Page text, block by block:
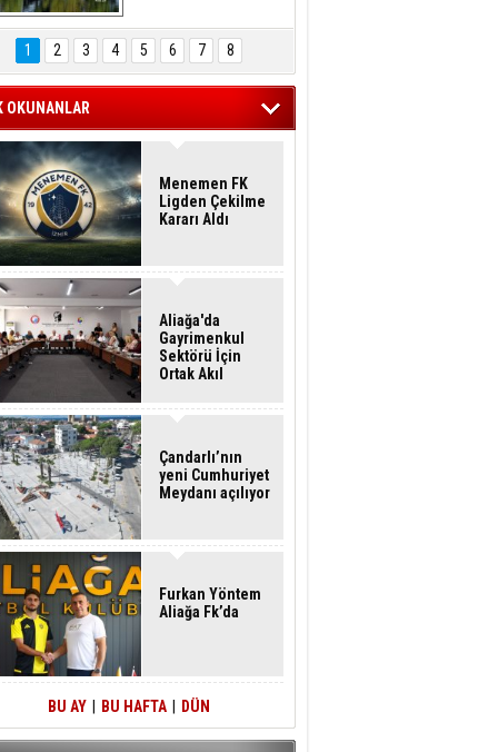
Hasan Eser'in
Objektifinden
1 2 3 4 5 6 7 8
OKUNANLAR
Menemen FK
Ligden Çekilme
Kararı Aldı
Aliağa'da
Gayrimenkul
Sektörü İçin
Ortak Akıl
Çandarlı’nın
yeni Cumhuriyet
Meydanı açılıyor
Furkan Yöntem
Aliağa Fk’da
BU AY BU HAFTA DÜN